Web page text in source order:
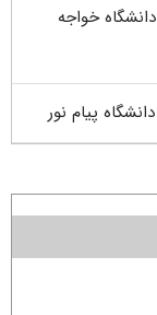
خواجه
پیام نور